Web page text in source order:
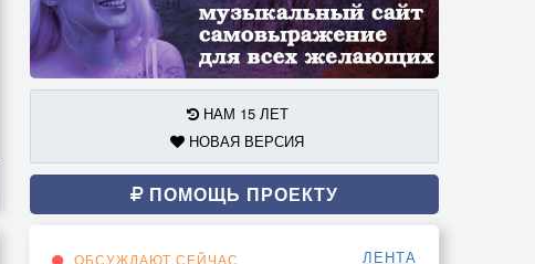
НАМ 15 ЛЕТ
НОВАЯ ВЕРСИЯ
ПОМОЩЬ ПРОЕКТУ
ОБСУЖДАЮТ СЕЙЧАС ЛЕНТА